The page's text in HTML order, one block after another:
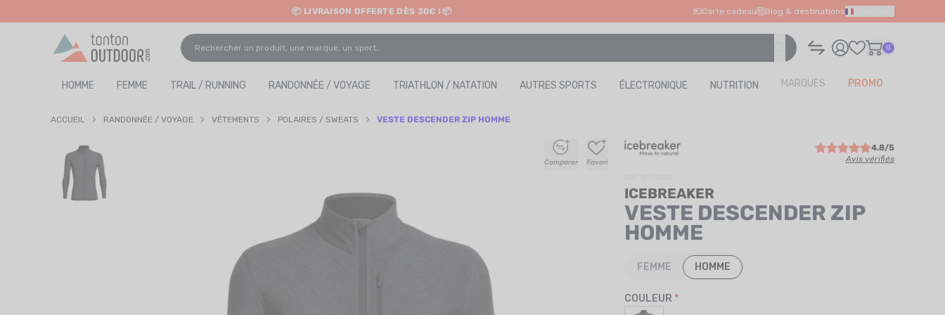
content
📦 LIVRAISON OFFERTE DÈS 30€ ! 📦
✨ RETRAIT EN MAGASIN GRATUIT
Carte cadeau Blog & destinations
0
HOMME FEMME TRAIL / RUNNING RANDONNÉE / VOYAGE TRIATHLON / NATATION AUTRES SPORTS ÉLECTRONIQUE NUTRITION MARQUES PROMO
ACCUEIL RANDONNÉE / VOYAGE VÊTEMENTS POLAIRES / SWEATS VESTE DESCENDER ZIP HOMME
+
+
Comparer
+
+
Favori
4.8/5
Avis vérifiés
ICEBREAKER
VESTE DESCENDER ZIP
HOMME
FEMME HOMME
COULEUR